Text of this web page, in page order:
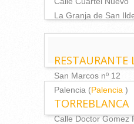
La Granja de San
RESTAURANTE
San Marcos nº 12
Palencia (Palencia )
TORREBLANCA
Calle Doctor Gomez